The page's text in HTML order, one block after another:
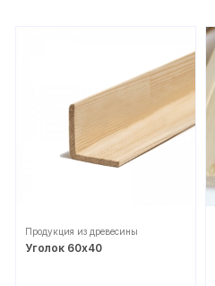
Продукция из древесины
Уголок 60х40